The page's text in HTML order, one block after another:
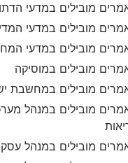
מובילים במדעי
מובילים במדעי
מובילים במדעי
מובילים במוסיקה
מובילים במחשבת
מובילים במנהל
מובילים במנהל